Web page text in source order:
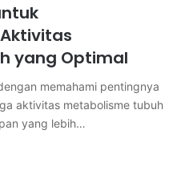
yang Optimal
memahami pentingnya
aktivitas metabolisme tubuh
yang lebih…